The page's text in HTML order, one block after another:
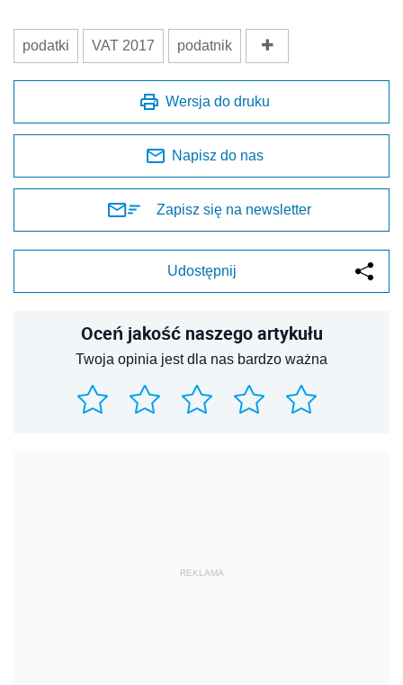
podatki VAT 2017 podatnik
Wersja do druku
Napisz do nas
Zapisz się na newsletter
Udostępnij
Oceń jakość naszego artykułu
Twoja opinia jest dla nas bardzo ważna
REKLAMA